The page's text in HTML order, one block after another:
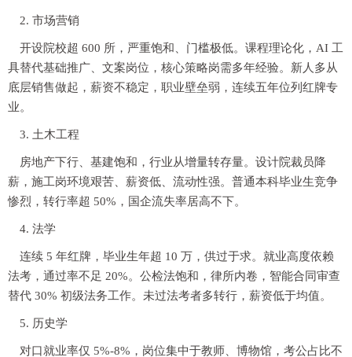
2. 市场营销
开设院校超 600 所，严重饱和、门槛极低。课程理论化，AI 工
具替代基础推广、文案岗位，核心策略岗需多年经验。新人多从
底层销售做起，薪资不稳定，职业壁垒弱，连续五年位列红牌专
业。
3. 土木工程
房地产下行、基建饱和，行业从增量转存量。设计院裁员降
薪，施工岗环境艰苦、薪资低、流动性强。普通本科毕业生竞争
惨烈，转行率超 50%，国企流失率居高不下。
4. 法学
连续 5 年红牌，毕业生年超 10 万，供过于求。就业高度依赖
法考，通过率不足 20%。公检法饱和，律所内卷，智能合同审查
替代 30% 初级法务工作。未过法考者多转行，薪资低于均值。
5. 历史学
对口就业率仅 5%-8%，岗位集中于教师、博物馆，考公占比不